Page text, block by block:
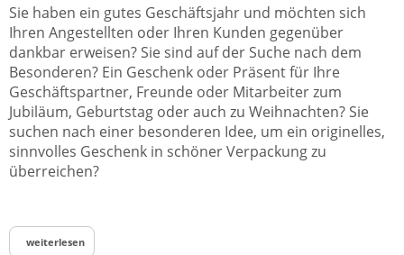
Sie haben ein gutes Geschäftsjahr und möchten sich
Ihren Angestellten oder Ihren Kunden gegenüber
dankbar erweisen? Sie sind auf der Suche nach dem
Besonderen? Ein Geschenk oder Präsent für Ihre
Geschäftspartner, Freunde oder Mitarbeiter zum
Jubiläum, Geburtstag oder auch zu Weihnachten? Sie
suchen nach einer besonderen Idee, um ein originelles,
sinnvolles Geschenk in schöner Verpackung zu
überreichen?
weiterlesen